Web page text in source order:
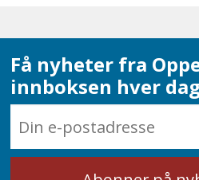
Få nyheter fra
innboksen hver